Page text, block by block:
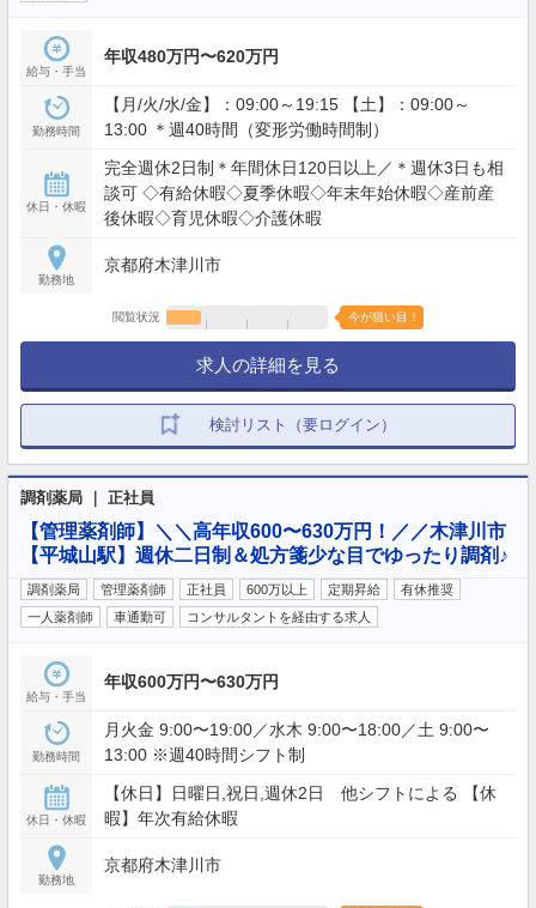
給与・手当
年収480万円〜620万円
勤務時間
【月/火/水/金】：09:00～19:15 【土】：09:00～
13:00 ＊週40時間（変形労働時間制）
休日・休暇
完全週休2日制＊年間休日120日以上／＊週休3日も相
談可 ◇有給休暇◇夏季休暇◇年末年始休暇◇産前産
後休暇◇育児休暇◇介護休暇
勤務地
京都府木津川市
閲覧状況 今が狙い目！
求人の詳細を見る
検討リスト（要ログイン）
調剤薬局 ｜ 正社員
【管理薬剤師】＼＼高年収600〜630万円！／／木津川市
【平城山駅】週休二日制＆処方箋少な目でゆったり調剤♪
調剤薬局 管理薬剤師 正社員 600万以上 定期昇給
有休推奨
一人薬剤師
車通勤可 コンサルタントを経由する求人
給与・手当
年収600万円〜630万円
勤務時間
月火金 9:00〜19:00／水木 9:00〜18:00／土 9:00〜
13:00 ※週40時間シフト制
休日・休暇
【休日】日曜日,祝日,週休2日 他シフトによる 【休
暇】年次有給休暇
勤務地
京都府木津川市